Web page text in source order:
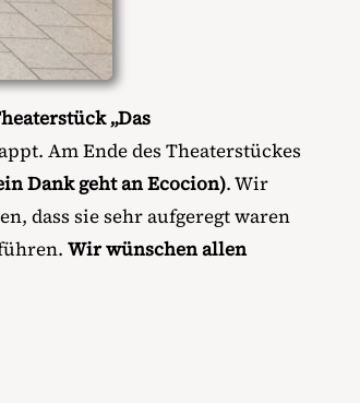
„Das
Am Ende des Theaterstückes
Dank geht an Ecocion). Wir
dass sie sehr aufgeregt waren
Wir wünschen allen